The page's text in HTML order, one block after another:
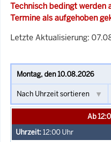
Technisch bedingt werden
Termine als aufgehoben
Letzte Aktualisierung:
Ab
12:00 Uhr